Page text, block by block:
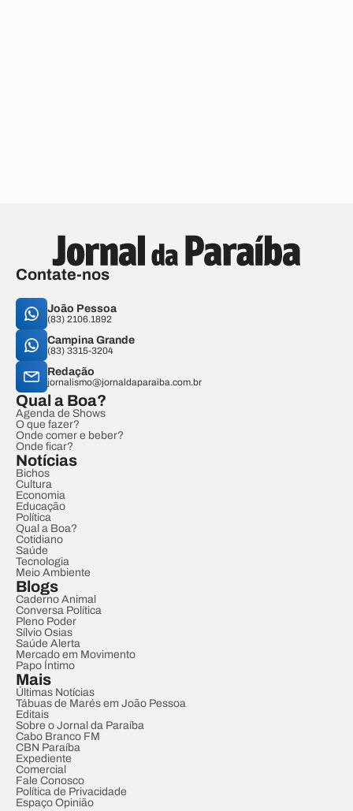
Contate-nos
João Pessoa
(83) 2106.1892
Campina Grande
(83) 3315-3204
Redação
jornalismo@jornaldaparaiba.com.br
Qual a Boa?
Agenda de Shows
O que fazer?
Onde comer e beber?
Onde ficar?
Notícias
Bichos
Cultura
Economia
Educação
Política
Qual a Boa?
Cotidiano
Saúde
Tecnologia
Meio Ambiente
Blogs
Caderno Animal
Conversa Política
Pleno Poder
Sílvio Osias
Saúde Alerta
Mercado em Movimento
Papo Íntimo
Mais
Últimas Notícias
Tábuas de Marés em João Pessoa
Editais
Sobre o Jornal da Paraíba
Cabo Branco FM
CBN Paraíba
Expediente
Comercial
Fale Conosco
Política de Privacidade
Espaço Opinião